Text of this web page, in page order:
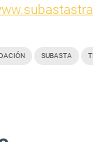
SUBASTA